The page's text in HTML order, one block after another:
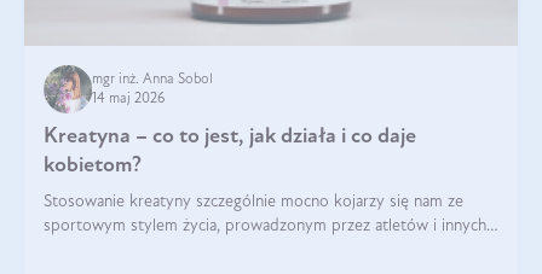
mgr inż. Anna Sobol
14 maj 2026
Kreatyna – co to jest, jak działa i co daje
kobietom?
Stosowanie kreatyny szczególnie mocno kojarzy się nam ze
sportowym stylem życia, prowadzonym przez atletów i innych